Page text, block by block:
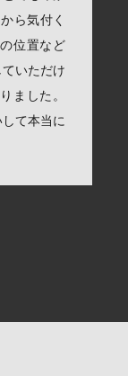
ら気付く
位置など
いただけ
ました。
て本当に